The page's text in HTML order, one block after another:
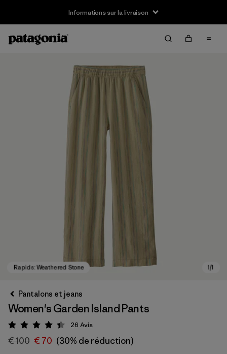
Informations sur la livraison
Pantalons et jeans
Women's Garden Island Pants
Évaluation: 4.4 / 5
26 Avis
€ 100 € 70 (30% de réduction)